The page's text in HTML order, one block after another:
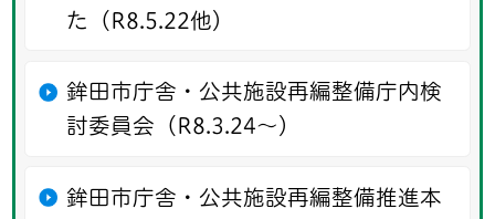
た（R8.5.22他）
鉾田市庁舎・公共施設再編整備庁内検
討委員会（R8.3.24～）
鉾田市庁舎・公共施設再編整備推進本